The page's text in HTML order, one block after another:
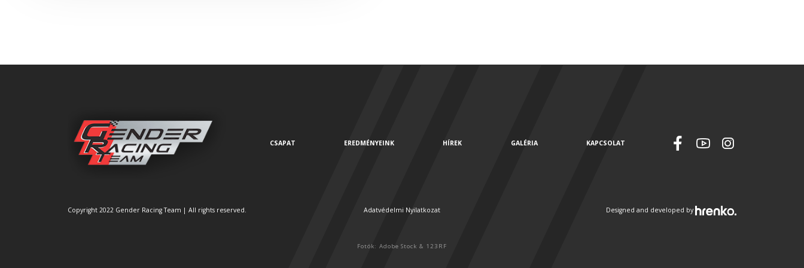
CSAPAT EREDMÉNYEINK HÍREK GALÉRIA KAPCSOLAT
Copyright 2022 Gender Racing Team | All rights reserved. Adatvédelmi Nyilatkozat Designed and developed by
Fotók: Adobe Stock & 123RF